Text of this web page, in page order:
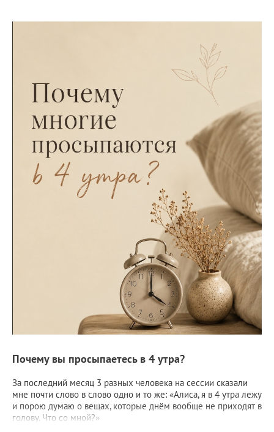
Почему вы просыпаетесь в 4 утра?
За последний месяц 3 разных человека на сессии сказали
мне почти слово в слово одно и то же: «Алиса, я в 4 утра лежу
и порою думаю о вещах, которые днём вообще не приходят в
голову. Что со мной?»